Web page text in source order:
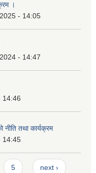
।
- 14:05
- 14:47
14:46
तथा कार्यक्रम
14:45
5 next ›